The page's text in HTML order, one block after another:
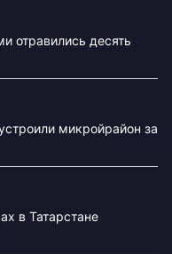
отравились десять
микройрайон за
в Татарстане